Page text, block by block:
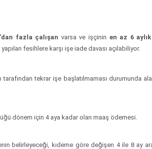
fazla çalışan varsa ve işçinin en az 6 aylık
fesihlere karşı işe iade davası açılabiliyor.
tekrar işe başlatılmaması durumunda
dönem için 4 aya kadar olan maaş ödemesi.
belirleyeceği, kıdeme göre değişen 4 ile 8 ay